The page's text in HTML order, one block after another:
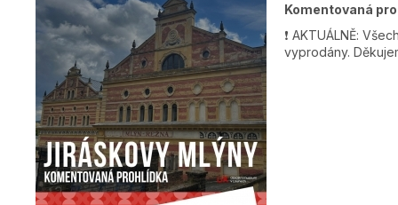
Komentovaná
❗ AKTUÁLNĚ:
vyprodány.